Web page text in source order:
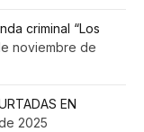
criminal “Los
noviembre de
EN
2025